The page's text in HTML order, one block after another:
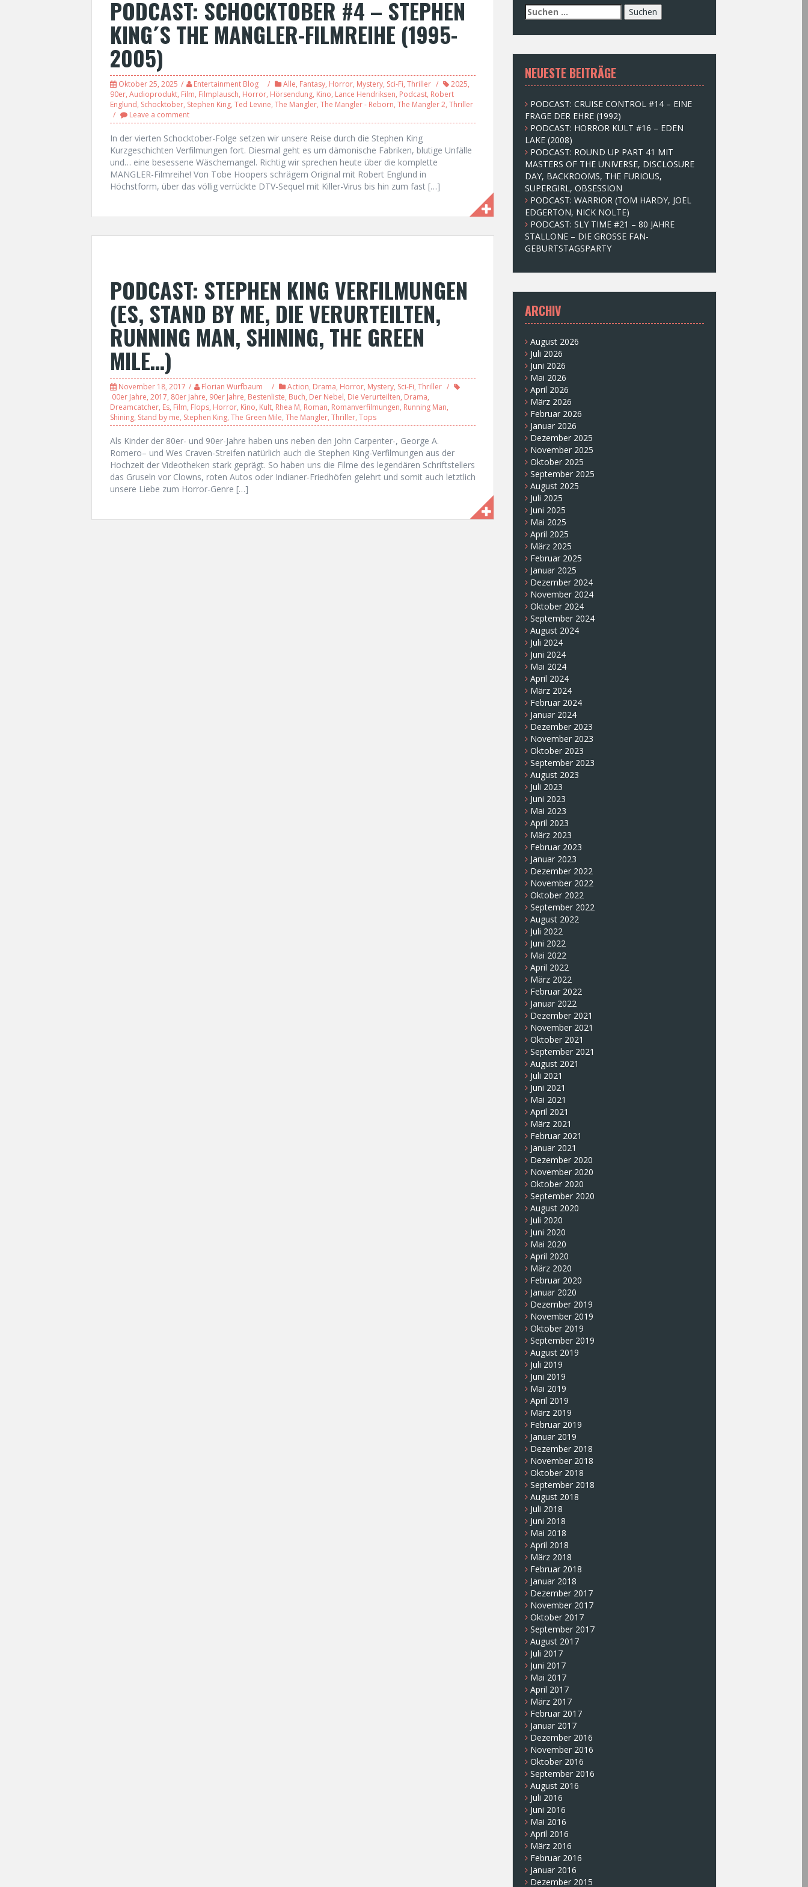
PODCAST: SCHOCKTOBER #4 – STEPHEN
KING´S THE MANGLER-FILMREIHE (1995-
2005)
Oktober 25, 2025 Entertainment Blog Alle, Fantasy, Horror, Mystery, Sci-Fi, Thriller 2025,
90er, Audioprodukt, Film, Filmplausch, Horror, Hörsendung, Kino, Lance Hendriksen, Podcast, Robert
Englund, Schocktober, Stephen King, Ted Levine, The Mangler, The Mangler - Reborn, The Mangler 2, Thriller
Leave a comment
In der vierten Schocktober-Folge setzen wir unsere Reise durch die Stephen King
Kurzgeschichten Verfilmungen fort. Diesmal geht es um dämonische Fabriken, blutige Unfälle
und… eine besessene Wäschemangel. Richtig wir sprechen heute über die komplette
MANGLER-Filmreihe! Von Tobe Hoopers schrägem Original mit Robert Englund in
Höchstform, über das völlig verrückte DTV-Sequel mit Killer-Virus bis hin zum fast […]
PODCAST: STEPHEN KING VERFILMUNGEN
(ES, STAND BY ME, DIE VERURTEILTEN,
RUNNING MAN, SHINING, THE GREEN
MILE…)
November 18, 2017 Florian Wurfbaum Action, Drama, Horror, Mystery, Sci-Fi, Thriller
00er Jahre, 2017, 80er Jahre, 90er Jahre, Bestenliste, Buch, Der Nebel, Die Verurteilten, Drama,
Dreamcatcher, Es, Film, Flops, Horror, Kino, Kult, Rhea M, Roman, Romanverfilmungen, Running Man,
Shining, Stand by me, Stephen King, The Green Mile, The Mangler, Thriller, Tops
Als Kinder der 80er- und 90er-Jahre haben uns neben den John Carpenter-, George A.
Romero– und Wes Craven-Streifen natürlich auch die Stephen King-Verfilmungen aus der
Hochzeit der Videotheken stark geprägt. So haben uns die Filme des legendären Schriftstellers
das Gruseln vor Clowns, roten Autos oder Indianer-Friedhöfen gelehrt und somit auch letztlich
unsere Liebe zum Horror-Genre […]
S
u
c
e
n
n
c
h
:
NEUESTE BEITRÄGE
PODCAST: CRUISE CONTROL #14 – EINE
FRAGE DER EHRE (1992)
PODCAST: HORROR KULT #16 – EDEN
LAKE (2008)
PODCAST: ROUND UP PART 41 MIT
MASTERS OF THE UNIVERSE, DISCLOSURE
DAY, BACKROOMS, THE FURIOUS,
SUPERGIRL, OBSESSION
PODCAST: WARRIOR (TOM HARDY, JOEL
EDGERTON, NICK NOLTE)
PODCAST: SLY TIME #21 – 80 JAHRE
STALLONE – DIE GROSSE FAN-
GEBURTSTAGSPARTY
ARCHIV
August 2026
Juli 2026
Juni 2026
Mai 2026
April 2026
März 2026
Februar 2026
Januar 2026
Dezember 2025
November 2025
Oktober 2025
September 2025
August 2025
Juli 2025
Juni 2025
Mai 2025
April 2025
März 2025
Februar 2025
Januar 2025
Dezember 2024
November 2024
Oktober 2024
September 2024
August 2024
Juli 2024
Juni 2024
Mai 2024
April 2024
März 2024
Februar 2024
Januar 2024
Dezember 2023
November 2023
Oktober 2023
September 2023
August 2023
Juli 2023
Juni 2023
Mai 2023
April 2023
März 2023
Februar 2023
Januar 2023
Dezember 2022
November 2022
Oktober 2022
September 2022
August 2022
Juli 2022
Juni 2022
Mai 2022
April 2022
März 2022
Februar 2022
Januar 2022
Dezember 2021
November 2021
Oktober 2021
September 2021
August 2021
Juli 2021
Juni 2021
Mai 2021
April 2021
März 2021
Februar 2021
Januar 2021
Dezember 2020
November 2020
Oktober 2020
September 2020
August 2020
Juli 2020
Juni 2020
Mai 2020
April 2020
März 2020
Februar 2020
Januar 2020
Dezember 2019
November 2019
Oktober 2019
September 2019
August 2019
Juli 2019
Juni 2019
Mai 2019
April 2019
März 2019
Februar 2019
Januar 2019
Dezember 2018
November 2018
Oktober 2018
September 2018
August 2018
Juli 2018
Juni 2018
Mai 2018
April 2018
März 2018
Februar 2018
Januar 2018
Dezember 2017
November 2017
Oktober 2017
September 2017
August 2017
Juli 2017
Juni 2017
Mai 2017
April 2017
März 2017
Februar 2017
Januar 2017
Dezember 2016
November 2016
Oktober 2016
September 2016
August 2016
Juli 2016
Juni 2016
Mai 2016
April 2016
März 2016
Februar 2016
Januar 2016
Dezember 2015